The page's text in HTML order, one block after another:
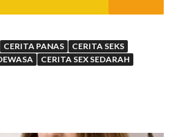
CERITA PANAS
CERITA SEKS
CERITA SEX SEDARAH